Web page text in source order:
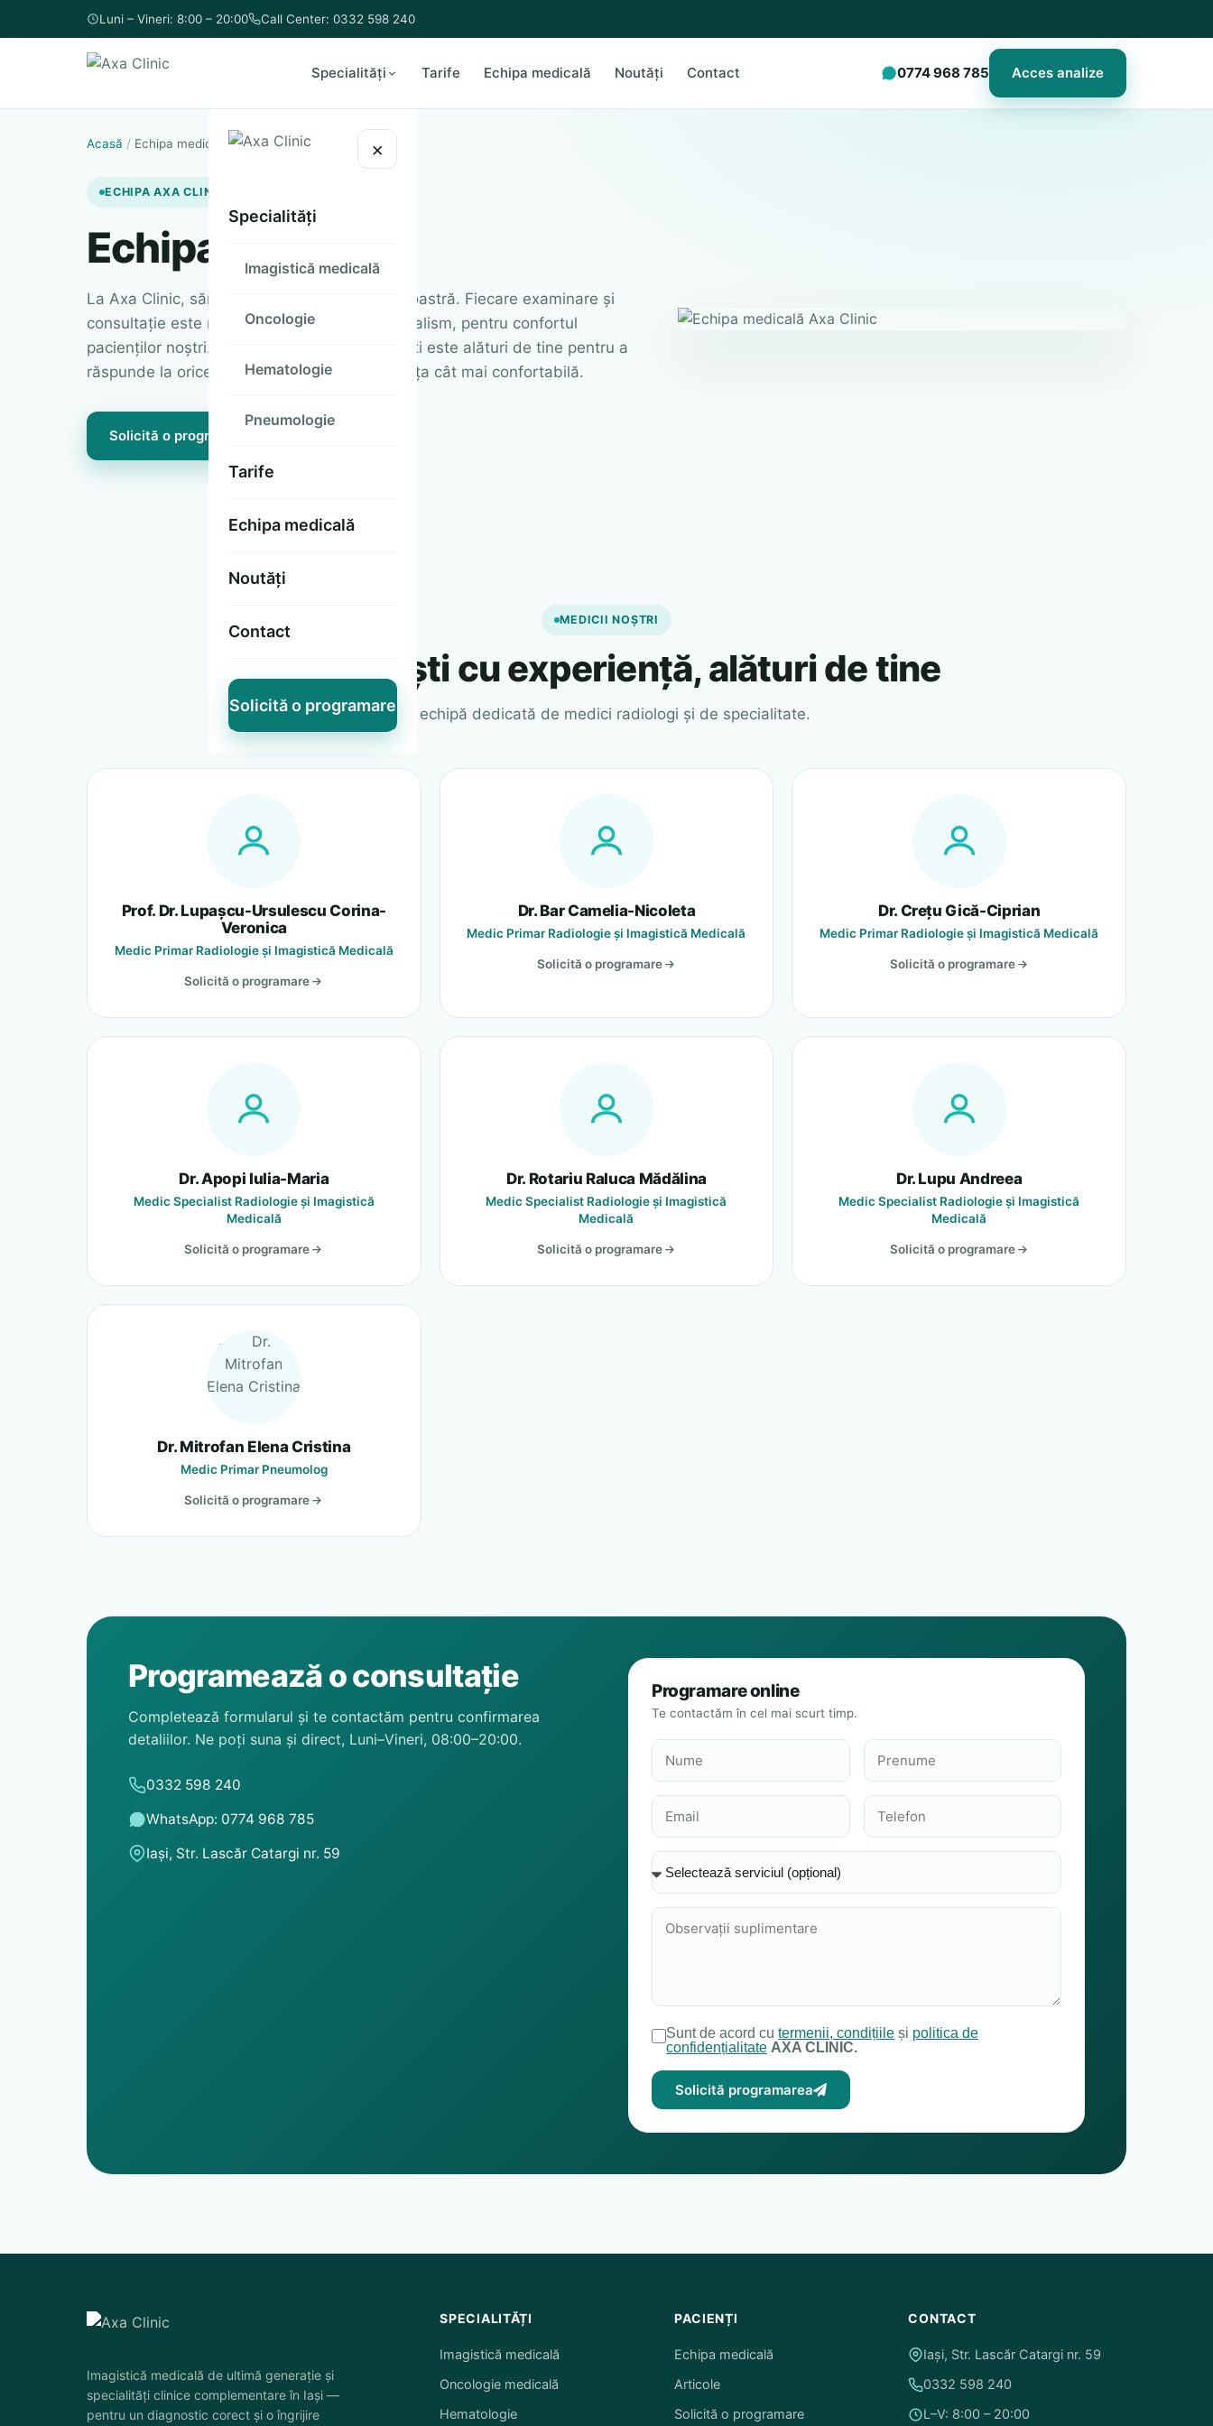
Luni – Vineri: 8:00 – 20:00 Call Center: 0332 598 240
Specialități Tarife Echipa medicală Noutăți Contact 0774 968 785 Acces analize
×
Specialități
Imagistică medicală
Oncologie
Hematologie
Pneumologie
Tarife
Echipa medicală
Noutăți
Contact
Solicită o programare
Acasă / Echipa medicală
ECHIPA AXA CLINIC
Echipa
La Axa Clinic, sănătatea ta este prioritatea noastră. Fiecare examinare și
consultație este realizată cu grijă și profesionalism, pentru confortul
pacienților noștri. Echipa noastră de specialiști este alături de tine pentru a
răspunde la orice întrebare și a face experiența cât mai confortabilă.
Solicită o programare
MEDICII NOȘTRI
Specialiști cu experiență, alături de tine
O echipă dedicată de medici radiologi și de specialitate.
Prof. Dr. Lupașcu-Ursulescu Corina-
Veronica
Medic Primar Radiologie și Imagistică Medicală
Solicită o programare
Dr. Bar Camelia-Nicoleta
Medic Primar Radiologie și Imagistică Medicală
Solicită o programare
Dr. Crețu Gică-Ciprian
Medic Primar Radiologie și Imagistică Medicală
Solicită o programare
Dr. Apopi Iulia-Maria
Medic Specialist Radiologie și Imagistică
Medicală
Solicită o programare
Dr. Rotariu Raluca Mădălina
Medic Specialist Radiologie și Imagistică
Medicală
Solicită o programare
Dr. Lupu Andreea
Medic Specialist Radiologie și Imagistică
Medicală
Solicită o programare
Dr. Mitrofan Elena Cristina
Medic Primar Pneumolog
Solicită o programare
Programează o consultație
Completează formularul și te contactăm pentru confirmarea
detaliilor. Ne poți suna și direct, Luni–Vineri, 08:00–20:00.
0332 598 240
WhatsApp: 0774 968 785
Iași, Str. Lascăr Catargi nr. 59
Programare online
Te contactăm în cel mai scurt timp.
Sunt de acord cu termenii, condițiile și politica de
confidențialitate AXA CLINIC.
Solicită programarea
Imagistică medicală de ultimă generație și
specialități clinice complementare în Iași —
pentru un diagnostic corect și o îngrijire
SPECIALITĂȚI
Imagistică medicală
Oncologie medicală
Hematologie
PACIENȚI
Echipa medicală
Articole
Solicită o programare
CONTACT
Iași, Str. Lascăr Catargi nr. 59
0332 598 240
L–V: 8:00 – 20:00